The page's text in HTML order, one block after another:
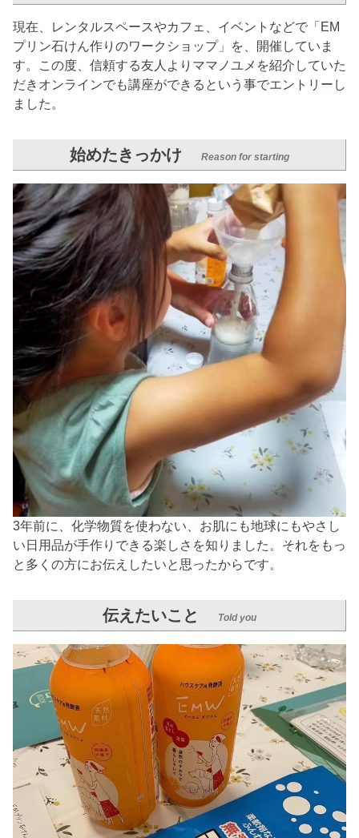
現在、レンタルスペースやカフェ、イベントなどで「EM
プリン石けん作りのワークショップ」を、開催していま
す。この度、信頼する友人よりママノユメを紹介していた
だきオンラインでも講座ができるという事でエントリーし
ました。
始めたきっかけ Reason for starting
3年前に、化学物質を使わない、お肌にも地球にもやさし
い日用品が手作りできる楽しさを知りました。それをもっ
と多くの方にお伝えしたいと思ったからです。
伝えたいこと Told you